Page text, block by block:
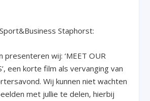
Staphorst:
presenteren wij: ‘MEET OUR
een korte film als vervanging van
Wij kunnen niet wachten
met jullie te delen, hierbij